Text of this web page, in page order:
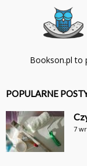
Bookson.pl to
POPULARNE
7